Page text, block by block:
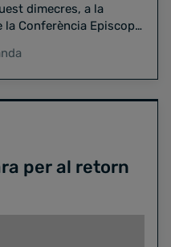
dimecres, a la
Conferència Episcopal
per al retorn